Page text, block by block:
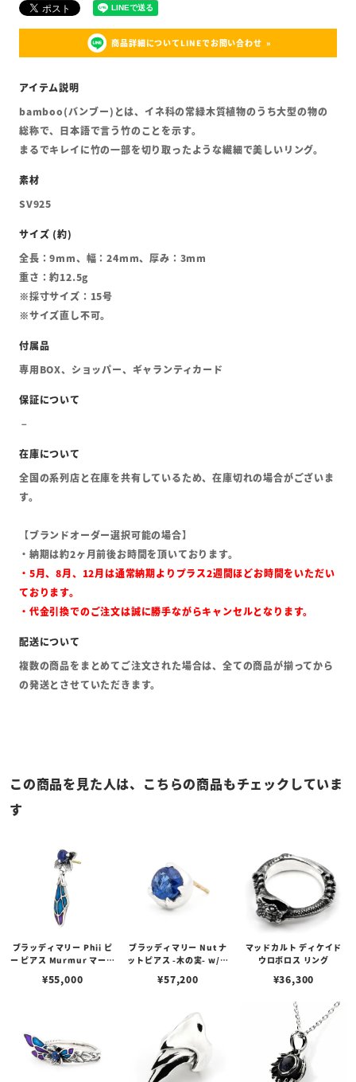
商品詳細についてLINEでお問い合わせ
bamboo(バンブー)とは、イネ科の常緑木質植物のうち大型の物の
総称で、日本語で言う竹のことを示す。
まるでキレイに竹の一部を切り取ったような繊細で美しいリング。
SV925
全長：9mm、幅：24mm、厚み：3mm
重さ：約12.5g
※採寸サイズ：15号
※サイズ直し不可。
専用BOX、ショッパー、ギャランティカード
全国の系列店と在庫を共有しているため、在庫切れの場合がございま
す。
【ブランドオーダー選択可能の場合】
・納期は約2ヶ月前後お時間を頂いております。
・5月、8月、12月は通常納期よりプラス2週間ほどお時間をいただい
ております。
・代金引換でのご注文は誠に勝手ながらキャンセルとなります。
複数の商品をまとめてご注文された場合は、全ての商品が揃ってから
の発送とさせていただきます。
この商品を見た人は、こちらの商品もチェックしていま
す
ブラッディマリー Phii ピ
ー ピアス Murmur マーマ
¥55,000
ブラッディマリー Nut ナ
ットピアス -木の実- w/カ
¥57,200
マッドカルト ディケイド
ウロボロス リング
¥36,300